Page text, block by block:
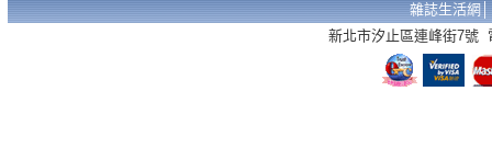
雜誌生活網
新北市汐止區連峰街7號